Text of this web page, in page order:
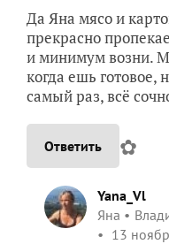
Да Яна мясо и
прекрасно
и минимум возни.
когда ешь готовое,
самый раз, всё
Ответить ✿
Yana_Vl
Яна
13